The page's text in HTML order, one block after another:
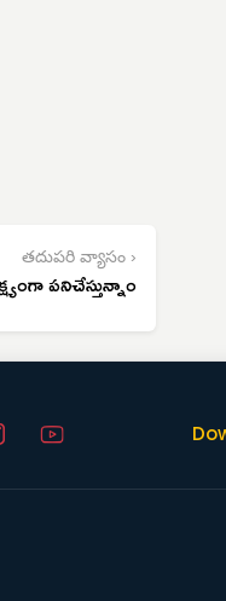
తదుపరి వ్యాసం ›
పనిచేస్తున్నాం